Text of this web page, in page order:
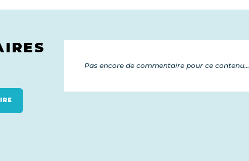
Pas encore de commentaire pour ce contenu...